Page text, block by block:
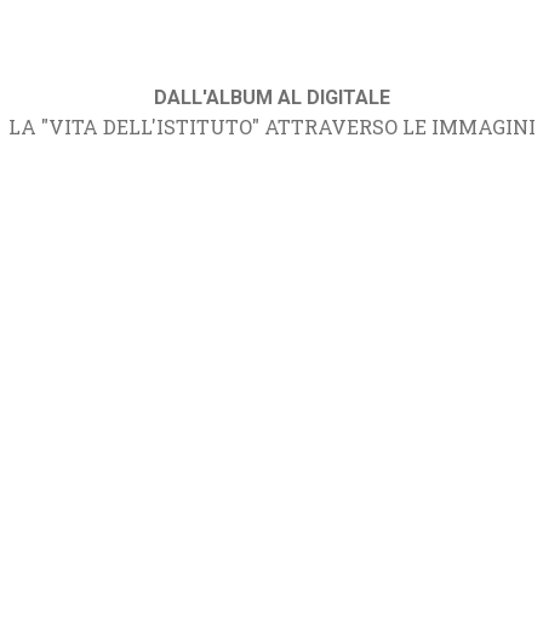
DALL'ALBUM AL DIGITALE
LA "VITA DELL'ISTITUTO" ATTRAVERSO LE IMMAGINI